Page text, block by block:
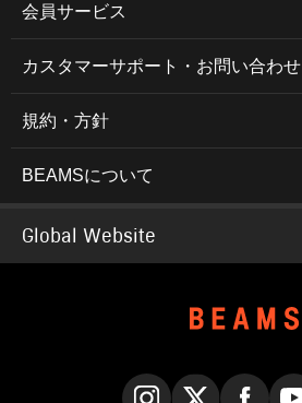
会員サービス
カスタマーサポート・お問い合わせ
規約・方針
BEAMSについて
Global Website